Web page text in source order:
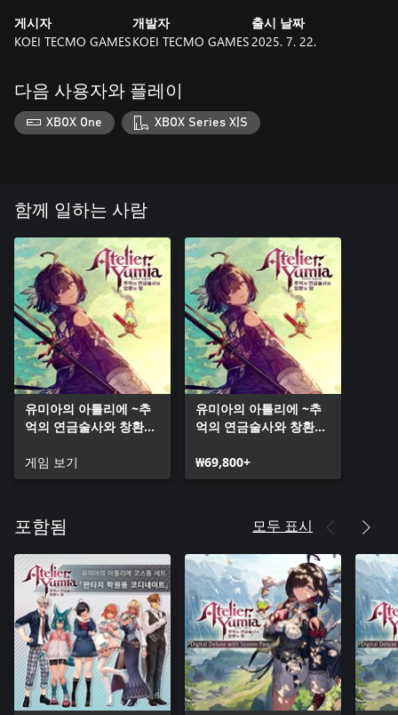
게시자
KOEI TECMO GAMES
개발자
KOEI TECMO GAMES
출시 날짜
2025. 7. 22.
다음 사용자와 플레이
XBOX One XBOX Series X|S
함께 일하는 사람
유미아의 아틀리에 ~추
억의 연금술사와 창환의
게임 보기
유미아의 아틀리에 ~추
억의 연금술사와 창환의
₩69,800+
포함됨 모두 표시